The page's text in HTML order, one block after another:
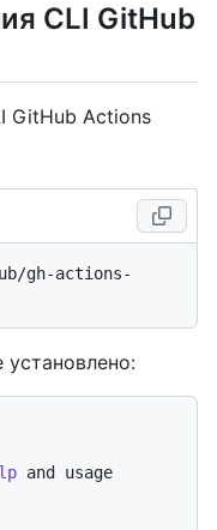
CLI GitHub
GitHub Actions
gh-actions-
and usage